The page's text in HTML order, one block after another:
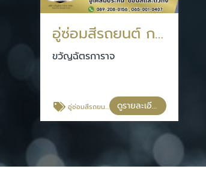
อู่ซ่อมสีรถยนต์ กรุงเทพประกันภัย
ขวัญฉัตรการาจ
อู่ซ่อมสีรถยนต์ กรุงเทพประกันภัย ดูรายละเอียด